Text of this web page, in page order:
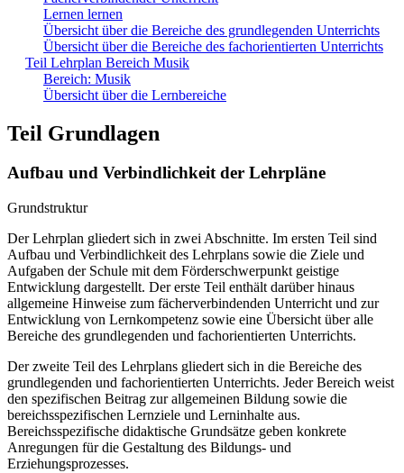
Lernen lernen
Übersicht über die Bereiche des grundlegenden Unterrichts
Übersicht über die Bereiche des fachorientierten Unterrichts
Teil Lehrplan Bereich Musik
Bereich: Musik
Übersicht über die Lernbereiche
Teil Grundlagen
Aufbau und Verbindlichkeit der Lehrpläne
Grundstruktur
Der Lehrplan gliedert sich in zwei Abschnitte. Im ersten Teil sind
Aufbau und Verbindlichkeit des Lehrplans sowie die Ziele und
Aufgaben der Schule mit dem Förderschwerpunkt geistige
Entwicklung dargestellt. Der erste Teil enthält darüber hinaus
allgemeine Hinweise zum fächerverbindenden Unterricht und zur
Entwicklung von Lernkompetenz sowie eine Übersicht über alle
Bereiche des grundlegenden und fachorientierten Unterrichts.
Der zweite Teil des Lehrplans gliedert sich in die Bereiche des
grundlegenden und fachorientierten Unterrichts. Jeder Bereich weist
den spezifischen Beitrag zur allgemeinen Bildung sowie die
bereichsspezifischen Lernziele und Lerninhalte aus.
Bereichsspezifische didaktische Grundsätze geben konkrete
Anregungen für die Gestaltung des Bildungs- und
Erziehungsprozesses.